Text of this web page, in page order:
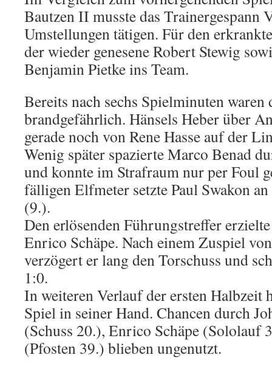
Bautzen II musste das Trainergespann
Umstellungen tätigen. Für den
der wieder genesene Robert Stewig
Benjamin Pietke ins Team.
Bereits nach sechs Spielminuten waren
brandgefährlich. Hänsels Heber über
gerade noch von Rene Hasse auf der
Wenig später spazierte Marco Benad
und konnte im Strafraum nur per Foul
fälligen Elfmeter setzte Paul Swakon
(9.).
Den erlösenden Führungstreffer
Enrico Schäpe. Nach einem Zuspiel
verzögert er lang den Torschuss und
1:0.
In weiteren Verlauf der ersten Halbzeit
Spiel in seiner Hand. Chancen durch
(Schuss 20.), Enrico Schäpe (Sololauf
(Pfosten 39.) blieben ungenutzt.